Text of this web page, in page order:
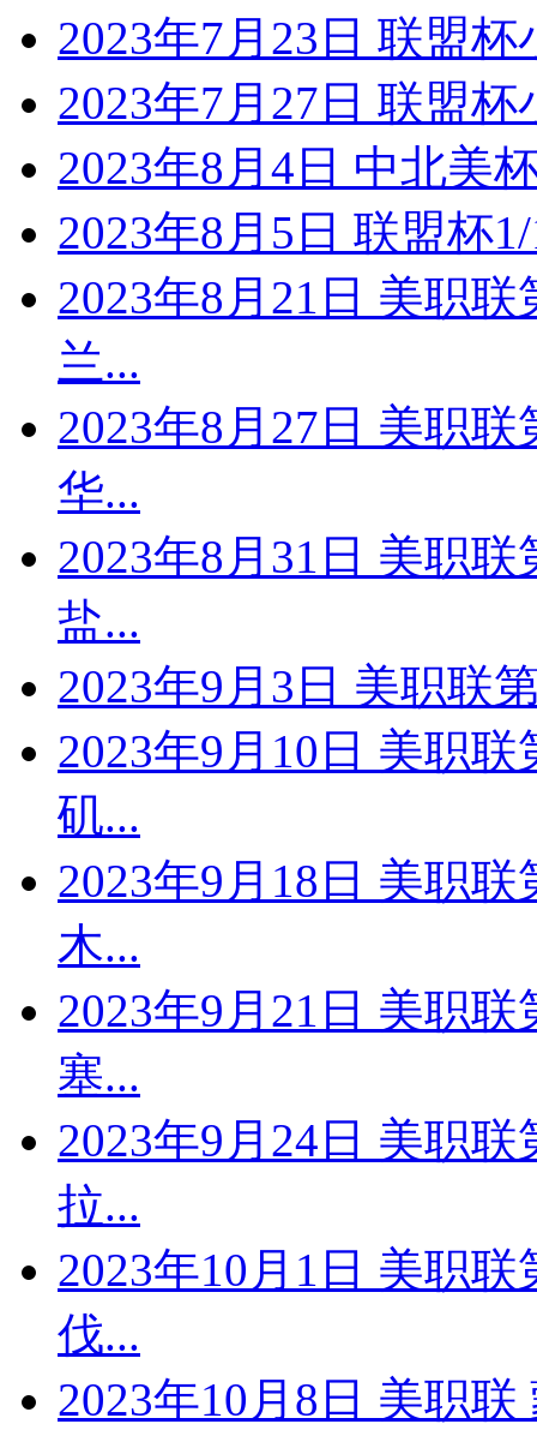
2023年7月23日 联盟
2023年7月27日 联盟
2023年8月4日 中北美
2023年8月5日 联盟杯
2023年8月21日 美职
兰...
2023年8月27日 美职
华...
2023年8月31日 美职
盐...
2023年9月3日 美职联
2023年9月10日 美职
矶...
2023年9月18日 美职
木...
2023年9月21日 美职
塞...
2023年9月24日 美职
拉...
2023年10月1日 美职
伐...
2023年10月8日 美职